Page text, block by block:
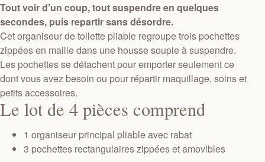
Tout voir d’un coup, tout suspendre en quelques
secondes, puis repartir sans désordre.
Cet organiseur de toilette pliable regroupe trois pochettes
zippées en maille dans une housse souple à suspendre.
Les pochettes se détachent pour emporter seulement ce
dont vous avez besoin ou pour répartir maquillage, soins et
petits accessoires.
Le lot de 4 pièces comprend
1 organiseur principal pliable avec rabat
3 pochettes rectangulaires zippées et amovibles